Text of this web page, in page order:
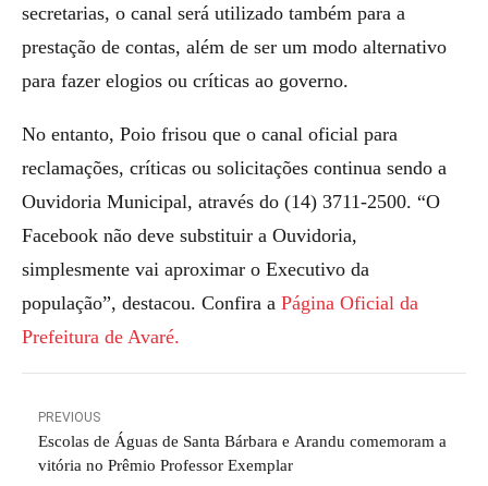
secretarias, o canal será utilizado também para a
prestação de contas, além de ser um modo alternativo
para fazer elogios ou críticas ao governo.
No entanto, Poio frisou que o canal oficial para
reclamações, críticas ou solicitações continua sendo a
Ouvidoria Municipal, através do (14) 3711-2500. “O
Facebook não deve substituir a Ouvidoria,
simplesmente vai aproximar o Executivo da
população”, destacou. Confira a Página Oficial da
Prefeitura de Avaré.
PREVIOUS
Escolas de Águas de Santa Bárbara e Arandu comemoram a
vitória no Prêmio Professor Exemplar